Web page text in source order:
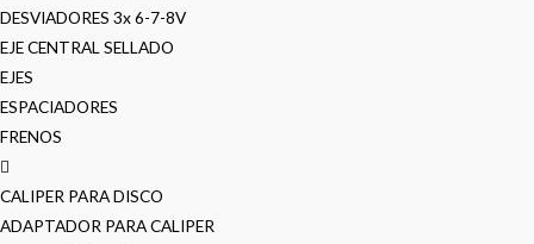
DESVIADORES 3x 6-7-8V
EJE CENTRAL SELLADO
EJES
ESPACIADORES
FRENOS
CALIPER PARA DISCO
ADAPTADOR PARA CALIPER